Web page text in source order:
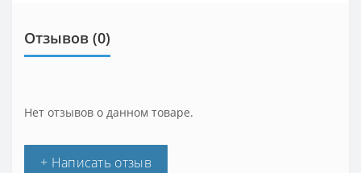
Отзывов (0)
Нет отзывов о данном товаре.
+ Написать отзыв